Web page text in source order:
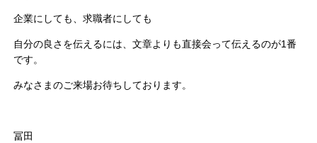
企業にしても、求職者にしても
自分の良さを伝えるには、文章よりも直接会って伝えるのが1番
です。
みなさまのご来場お待ちしております。
冨田